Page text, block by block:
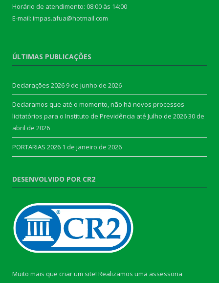
Horário de atendimento: 08:00 às 14:00
E-mail: impas.afua@hotmail.com
ÚLTIMAS PUBLICAÇÕES
Declarações 2026 9 de junho de 2026
Declaramos que até o momento, não há novos processos
licitatórios para o Instituto de Previdência até Julho de 202630 de
abril de 2026
PORTARIAS 2026 1 de janeiro de 2026
DESENVOLVIDO POR CR2
Muito mais que criar um site! Realizamos uma assessoria